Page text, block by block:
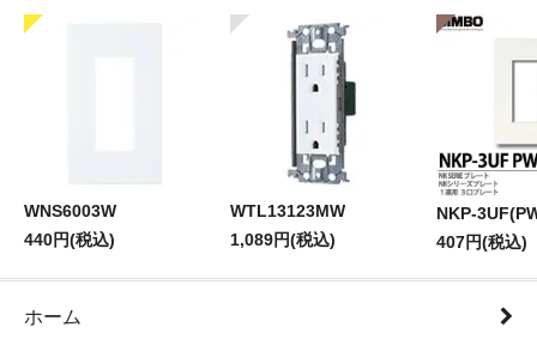
WNS6003W
440円(税込)
WTL13123MW
1,089円(税込)
NKP-
407円(税込)
ホーム